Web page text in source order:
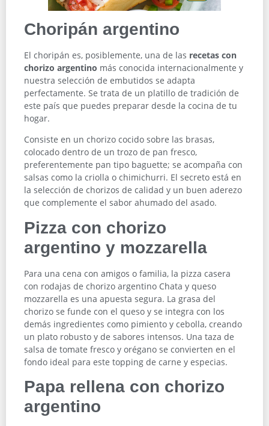
Choripán argentino
El choripán es, posiblemente, una de las recetas con
chorizo argentino más conocida internacionalmente y
nuestra selección de embutidos se adapta
perfectamente. Se trata de un platillo de tradición de
este país que puedes preparar desde la cocina de tu
hogar.
Consiste en un chorizo cocido sobre las brasas,
colocado dentro de un trozo de pan fresco,
preferentemente pan tipo baguette; se acompaña con
salsas como la criolla o chimichurri. El secreto está en
la selección de chorizos de calidad y un buen aderezo
que complemente el sabor ahumado del asado.
Pizza con chorizo
argentino y mozzarella
Para una cena con amigos o familia, la pizza casera
con rodajas de chorizo argentino Chata y queso
mozzarella es una apuesta segura. La grasa del
chorizo se funde con el queso y se integra con los
demás ingredientes como pimiento y cebolla, creando
un plato robusto y de sabores intensos. Una taza de
salsa de tomate fresco y orégano se convierten en el
fondo ideal para este topping de carne y especias.
Papa rellena con chorizo
argentino